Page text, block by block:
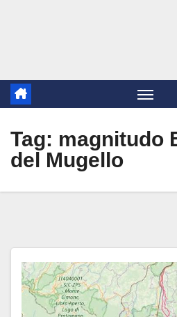
Tag: magnitudo
del Mugello